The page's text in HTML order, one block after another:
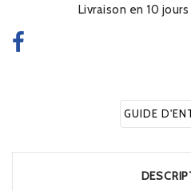
Livraison en 10
GUIDE